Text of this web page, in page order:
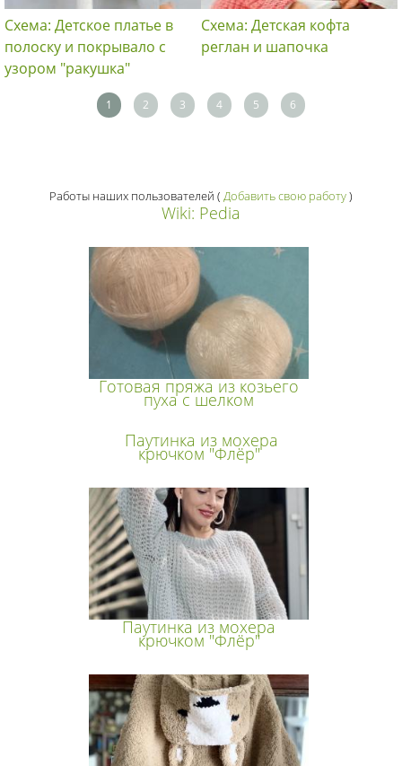
Схема: Детское платье в
полоску и покрывало с
узором "ракушка"
Схема: Детская кофта
реглан и шапочка
1 2 3 4 5 6
Работы наших пользователей ( Добавить свою работу)
Wiki: Pedia
Готовая пряжа из козьего
пуха с шелком
Паутинка из мохера
крючком "Флёр"
Паутинка из мохера
крючком "Флёр"